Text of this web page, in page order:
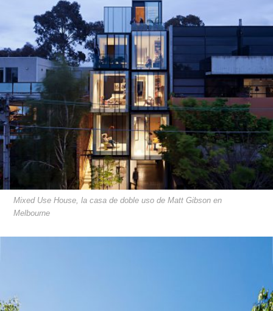
Mixed Use House, la casa de doble uso de Matt Gibson en
Melbourne